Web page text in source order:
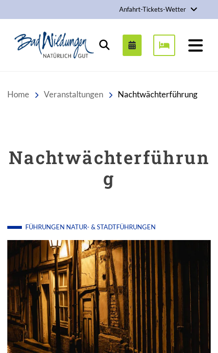
Anfahrt-Tickets-Wetter
Stadt Bad Wildungen
Suchen
Home Veranstaltungen Nachtwächterführung
Nachtwächterführun
g
FÜHRUNGEN NATUR- & STADTFÜHRUNGEN